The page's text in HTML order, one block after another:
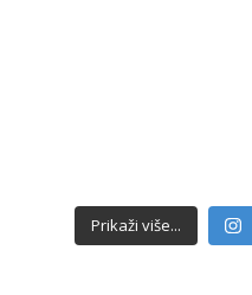
Prikaži više...